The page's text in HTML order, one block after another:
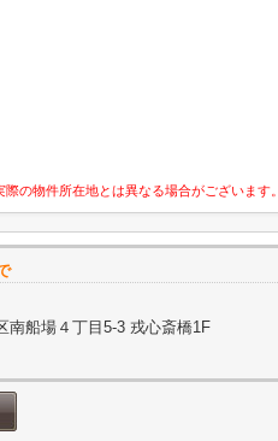
の物件所在地とは異なる場合がございます。
南船場４丁目5-3 戎心斎橋1F